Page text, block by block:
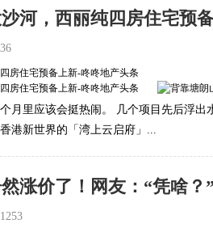
河，西丽纯四房住宅预
月里应该会挺热闹。 几个项目先后浮出
港新世界的「湾上云启府」...
涨价了！网友：“凭啥？”